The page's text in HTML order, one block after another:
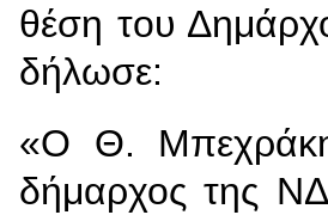
θέση του
δήλωσε:
«Ο Θ.
δήμαρχος της